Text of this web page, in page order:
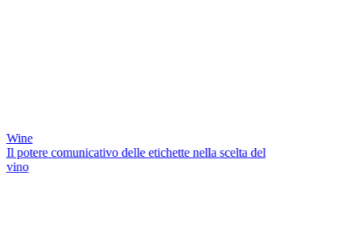
Wine
Il potere comunicativo delle etichette nella scelta del
vino